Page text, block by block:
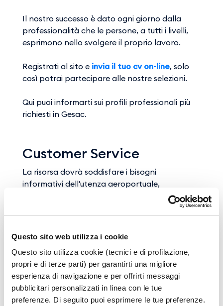
Questo sito web utilizza i cookie
Questo sito utilizza cookie (tecnici e di profilazione,
propri e di terze parti) per garantirti una migliore
esperienza di navigazione e per offrirti messaggi
pubblicitari personalizzati in linea con le tue
preferenze. Di seguito puoi esprimere le tue preferenze.
Il nostro successo è dato ogni giorno dalla
professionalità che le persone, a tutti i livelli,
esprimono nello svolgere il proprio lavoro.
Registrati al sito e invia il tuo cv on-line, solo
così potrai partecipare alle nostre selezioni.
Qui puoi informarti sui profili professionali più
richiesti in Gesac.
Customer Service
La risorsa dovrà soddisfare i bisogni
informativi dell'utenza aeroportuale,
attraverso la gestione dell'intero processo, dal
all'effettiva erogazione. Il candidato ideale,
dell'Inglese e di una seconda lingua a livello
fluente.
Security Guard